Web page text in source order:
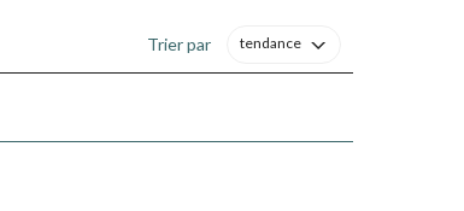
du manganèse (Mn), du phosphore (P) et
Trier par tendance